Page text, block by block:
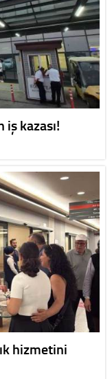
kazası!
hizmetini